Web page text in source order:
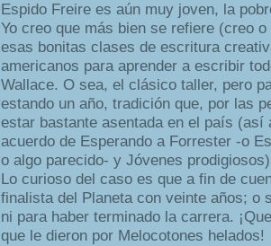
Espido Freire es aún muy joven, la
Yo creo que más bien se refiere (creo
esas bonitas clases de escritura
americanos para aprender a escribir
Wallace. O sea, el clásico taller, pero
estando un año, tradición que, por las
estar bastante asentada en el país (así
acuerdo de Esperando a Forrester -o
o algo parecido- y Jóvenes
Lo curioso del caso es que a fin de
finalista del Planeta con veinte años; o
ni para haber terminado la carrera.
que le dieron por Melocotones helados!